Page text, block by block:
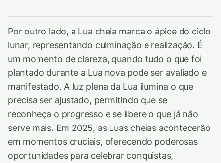
Por outro lado, a Lua cheia marca o ápice do ciclo
lunar, representando culminação e realização. É
um momento de clareza, quando tudo o que foi
plantado durante a Lua nova pode ser avaliado e
manifestado. A luz plena da Lua ilumina o que
precisa ser ajustado, permitindo que se
reconheça o progresso e se libere o que já não
serve mais. Em 2025, as Luas cheias acontecerão
em momentos cruciais, oferecendo poderosas
oportunidades para celebrar conquistas,